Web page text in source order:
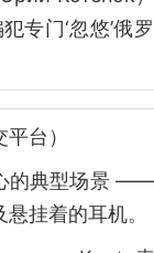
门‘忽悠’俄
台）
的典型场景
挂着的耳机。